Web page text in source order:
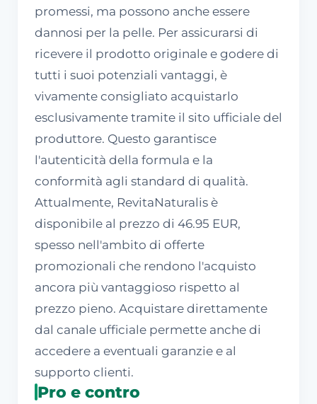
promessi, ma possono anche essere
dannosi per la pelle. Per assicurarsi di
ricevere il prodotto originale e godere di
tutti i suoi potenziali vantaggi, è
vivamente consigliato acquistarlo
esclusivamente tramite il sito ufficiale del
produttore. Questo garantisce
l'autenticità della formula e la
conformità agli standard di qualità.
Attualmente, RevitaNaturalis è
disponibile al prezzo di 46.95 EUR,
spesso nell'ambito di offerte
promozionali che rendono l'acquisto
ancora più vantaggioso rispetto al
prezzo pieno. Acquistare direttamente
dal canale ufficiale permette anche di
accedere a eventuali garanzie e al
supporto clienti.
Pro e contro